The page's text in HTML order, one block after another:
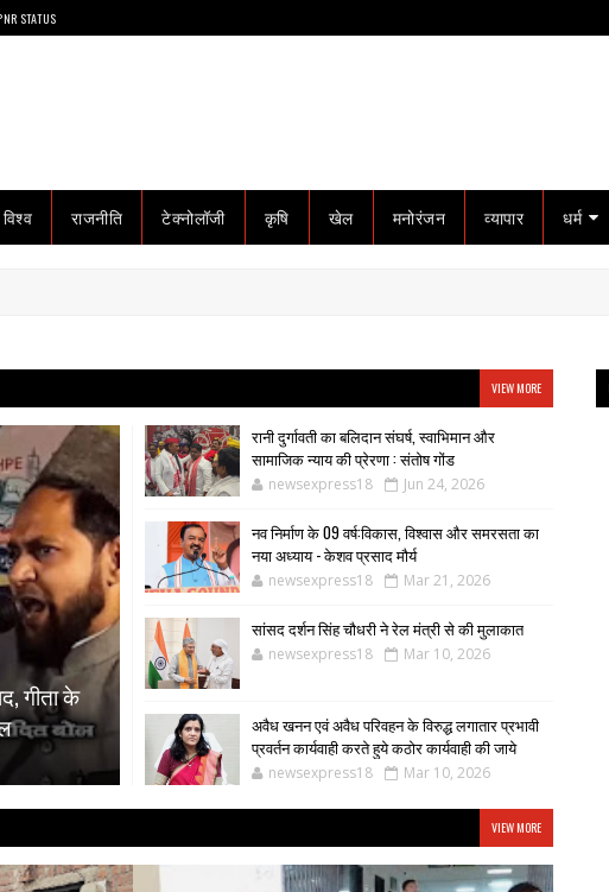
STATUS
विश्व राजनीति टेक्नोलॉजी कृषि खेल मनोरंजन व्यापार धर्म
VIEW MORE
गीता के
रानी दुर्गावती का बलिदान संघर्ष, स्वाभिमान और
सामाजिक न्याय की प्रेरणा : संतोष गोंड
newsexpress18 Jun 24, 2026
नव निर्माण के 09 वर्ष:विकास, विश्वास और समरसता का
नया अध्याय - केशव प्रसाद मौर्य
newsexpress18 Mar 21, 2026
सांसद दर्शन सिंह चौधरी ने रेल मंत्री से की मुलाकात
newsexpress18 Mar 10, 2026
अवैध खनन एवं अवैध परिवहन के विरुद्ध लगातार प्रभावी
प्रवर्तन कार्यवाही करते हुये कठोर कार्यवाही की जाये
newsexpress18 Mar 10, 2026
VIEW MORE